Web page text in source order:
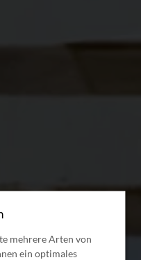
mehrere Arten von
ein optimales